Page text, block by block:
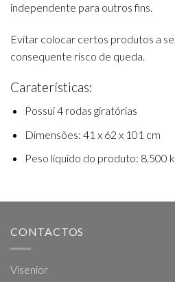
independente para outros fins.
Evitar colocar certos produtos a
consequente risco de queda.
Caraterísticas:
Possui 4 rodas giratórias
Dimensões: 41 x 62 x 101 cm
Peso líquido do produto: 8.500
CONTACTOS
Visenior